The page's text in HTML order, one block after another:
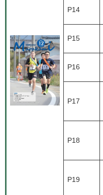
P14
P15
P16
P17
P18
P19